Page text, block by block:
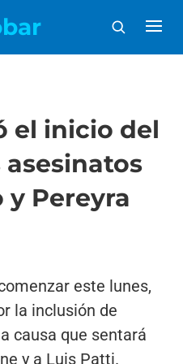
el inicio del
y Pereyra
este lunes,
la inclusión de
causa que sentará
y a Luis Patti.